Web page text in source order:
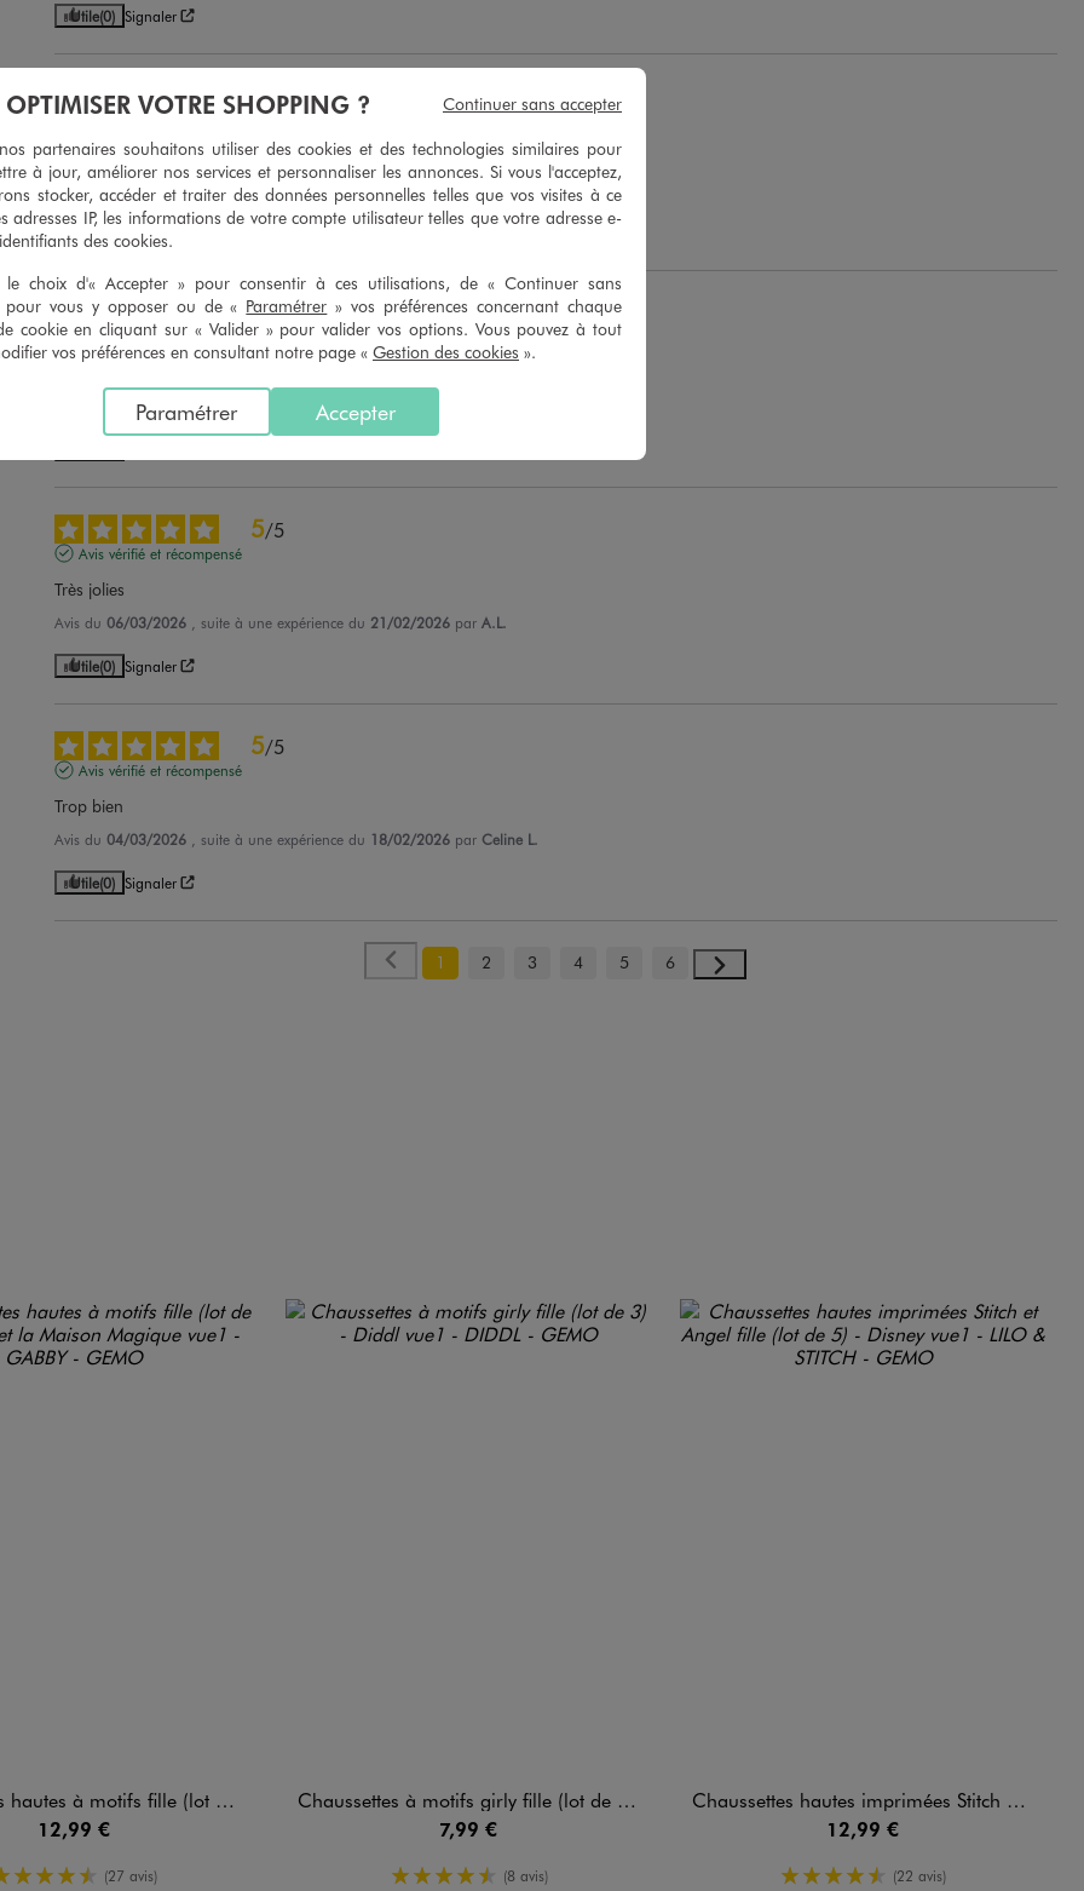
Utile(0) Signaler
5/5
Avis vérifié et récompensé
Jolies
Avis du17/05/2026 , suite à une expérience du14/03/2026 parGhislaine R.
Utile Signaler
4/5
Avis vérifié et récompensé
17/03/2026 , suite à une expérience du 04/03/2026
5/5
Avis vérifié et récompensé
Très jolies
Avis du 06/03/2026 , suite à une expérience du 21/02/2026 par A.L.
Utile(0) Signaler
5/5
Avis vérifié et récompensé
Trop bien
Avis du 04/03/2026 , suite à une expérience du 18/02/2026 par Celine L.
Utile(0) Signaler
1 2 3 4 5 6
fille (lot de 5) - Gaby et la Maison Magique
12,99 €
4.5/5 de moyenne
(27 avis)
Chaussettes à motifs girly fille (lot de 3) - Diddl
7,99 €
4.5/5 de moyenne
(8 avis)
Chaussettes hautes imprimées Stitch et Angel fille (lot de 5) - Disney
12,99 €
4.5/5 de moyenne
(22 avis)
OPTIMISER VOTRE SHOPPING ?
partenaires souhaitons utiliser des cookies et des technologies similaires pour
à jour, améliorer nos services et personnaliser les annonces. Si vous l'acceptez,
stocker, accéder et traiter des données personnelles telles que vos visites à ce
adresses IP, les informations de votre compte utilisateur telles que votre adresse e-
des cookies.
le choix d'« Accepter » pour consentir à ces utilisations, de « Continuer sans
pour vous y opposer ou de « Paramétrer » vos préférences concernant chaque
cookie en cliquant sur « Valider » pour valider vos options. Vous pouvez à tout
vos préférences en consultant notre page « Gestion des cookies ».
Accepter
Paramétrer
Continuer sans accepter